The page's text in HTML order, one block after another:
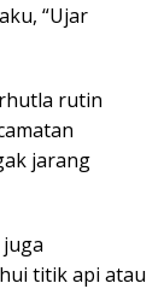
“Ujar
rutin
jarang
titik api atau